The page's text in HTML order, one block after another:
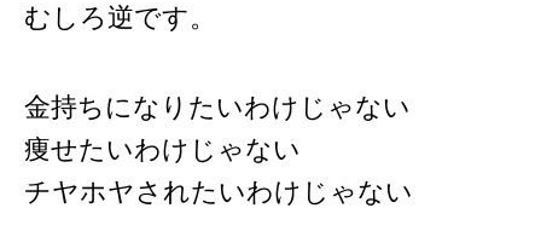
むしろ逆です。
金持ちになりたいわけじゃない
痩せたいわけじゃない
チヤホヤされたいわけじゃない